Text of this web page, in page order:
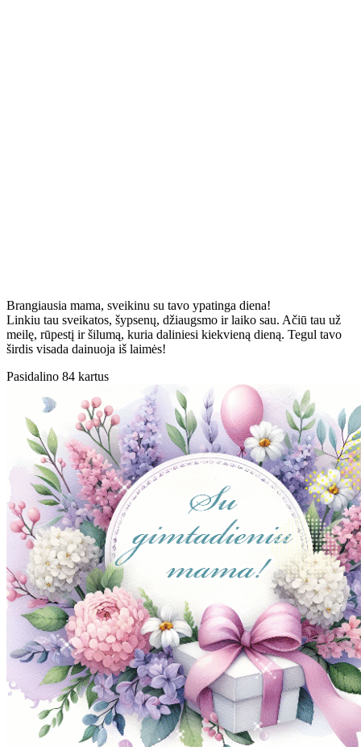
Brangiausia mama, sveikinu su tavo ypatinga diena!
Linkiu tau sveikatos, šypsenų, džiaugsmo ir laiko sau. Ačiū tau už
meilę, rūpestį ir šilumą, kuria daliniesi kiekvieną dieną. Tegul tavo
širdis visada dainuoja iš laimės!
Pasidalino 84 kartus